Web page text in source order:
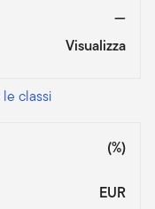
—
Visualizza
classi
(%)
EUR